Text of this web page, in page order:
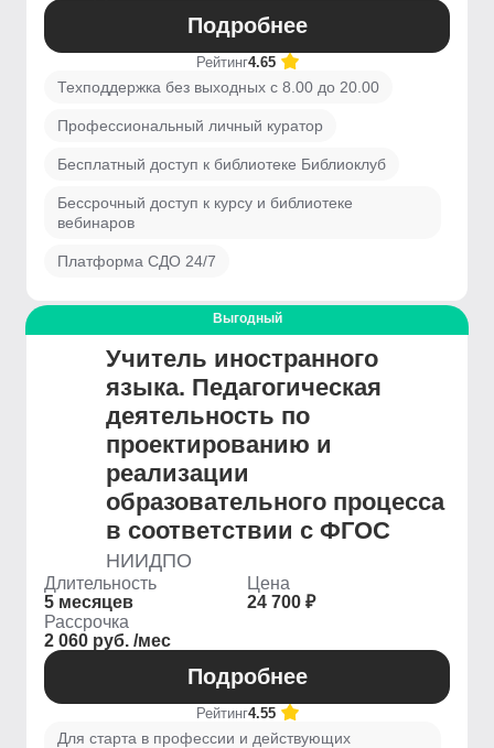
Подробнее
Рейтинг4.65
Техподдержка без выходных с 8.00 до 20.00
Профессиональный личный куратор
Бесплатный доступ к библиотеке Библиоклуб
Бессрочный доступ к курсу и библиотеке
вебинаров
Платформа СДО 24/7
Выгодный
Учитель иностранного
языка. Педагогическая
деятельность по
проектированию и
реализации
образовательного процесса
в соответствии с ФГОС
НИИДПО
Длительность
5 месяцев
Цена
24 700 ₽
Рассрочка
2 060 руб. /мес
Подробнее
Рейтинг4.55
Для старта в профессии и действующих